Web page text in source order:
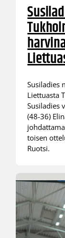
Susiladies
Liettuasta
Susiladies
(48-36)
toisen
Ruotsi.